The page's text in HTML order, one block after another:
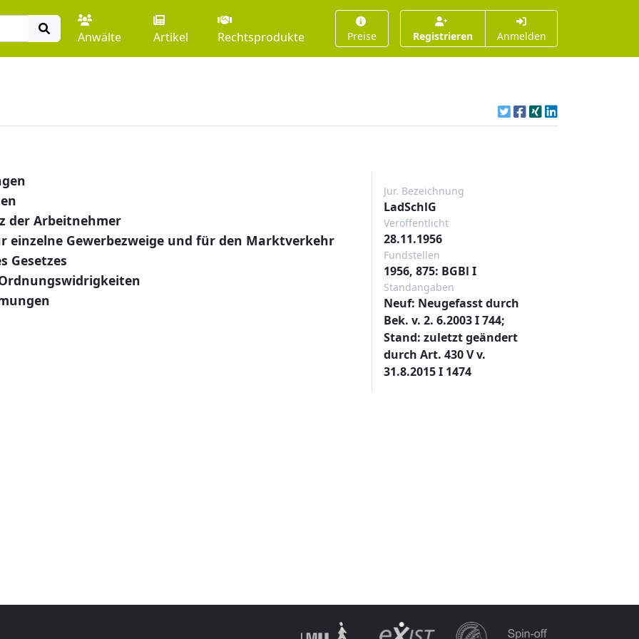
Anwälte Artikel Rechtsprodukte Preise Registrieren Anmelden
der Arbeitnehmer
einzelne Gewerbezweige und für den Marktverkehr
Gesetzes
Jur. Bezeichnung
LadSchlG
Veröffentlicht
28.11.1956
Fundstellen
1956, 875: BGBl I
Standangaben
Neuf: Neugefasst durch
Bek. v. 2. 6.2003 I 744;
Stand: zuletzt geändert
durch Art. 430 V v.
31.8.2015 I 1474